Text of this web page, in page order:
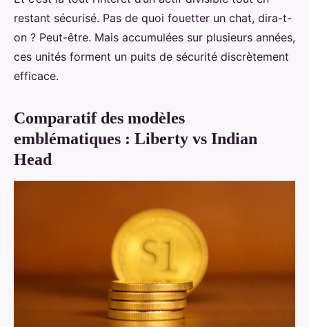
restant sécurisé. Pas de quoi fouetter un chat, dira-t-
on ? Peut-être. Mais accumulées sur plusieurs années,
ces unités forment un puits de sécurité discrètement
efficace.
Comparatif des modèles
emblématiques : Liberty vs Indian
Head